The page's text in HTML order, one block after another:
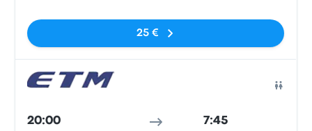
25 €
20:00 7:45